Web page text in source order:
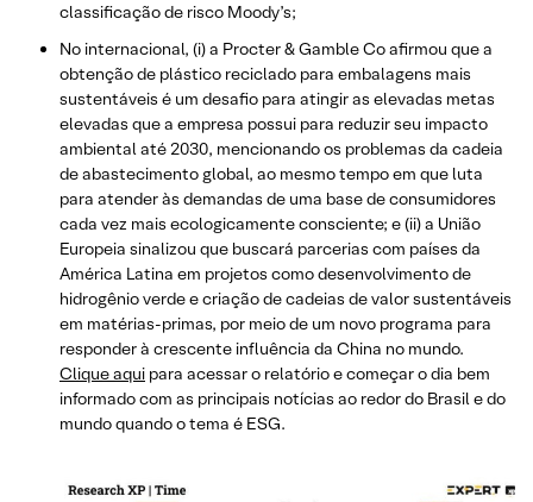
classificação de risco Moody’s;
No internacional, (i) a Procter & Gamble Co afirmou que a
obtenção de plástico reciclado para embalagens mais
sustentáveis é um desafio para atingir as elevadas metas
elevadas que a empresa possui para reduzir seu impacto
ambiental até 2030, mencionando os problemas da cadeia
de abastecimento global, ao mesmo tempo em que luta
para atender às demandas de uma base de consumidores
cada vez mais ecologicamente consciente; e (ii) a União
Europeia sinalizou que buscará parcerias com países da
América Latina em projetos como desenvolvimento de
hidrogênio verde e criação de cadeias de valor sustentáveis
em matérias-primas, por meio de um novo programa para
responder à crescente influência da China no mundo.
Clique aqui para acessar o relatório e começar o dia bem
informado com as principais notícias ao redor do Brasil e do
mundo quando o tema é ESG.